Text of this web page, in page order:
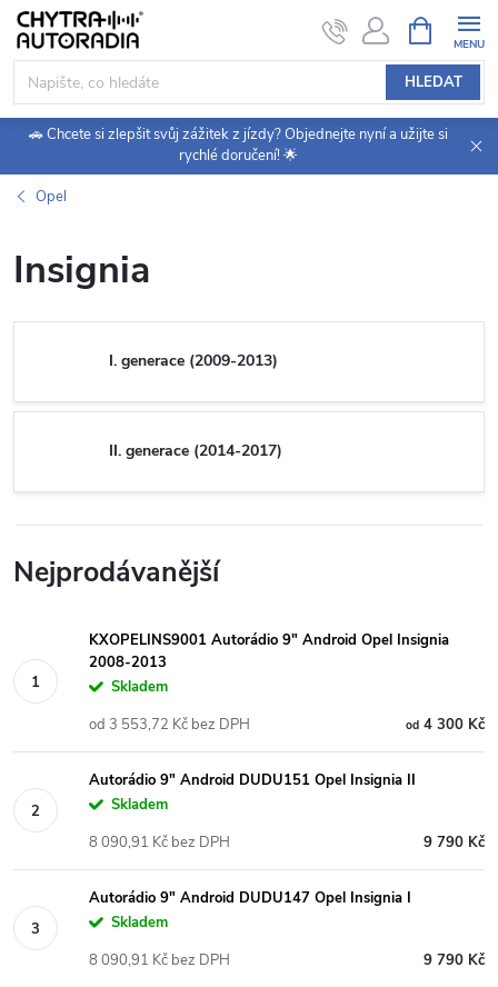
Přejít
obsah
HLEDAT
NÁKUPNÍ
KOŠÍK
🚗 Chcete si zlepšit svůj zážitek z jízdy? Objednejte nyní a užijte si
rychlé doručení! 🌟
Opel
Insignia
I. generace (2009-2013)
II. generace (2014-2017)
Nejprodávanější
KXOPELINS9001 Autorádio 9" Android Opel Insignia
2008-2013
Skladem
od4 300 Kč
od 3 553,72 Kč bez DPH
Autorádio 9" Android DUDU151 Opel Insignia II
Skladem
9 790 Kč
8 090,91 Kč bez DPH
Autorádio 9" Android DUDU147 Opel Insignia I
Skladem
9 790 Kč
8 090,91 Kč bez DPH